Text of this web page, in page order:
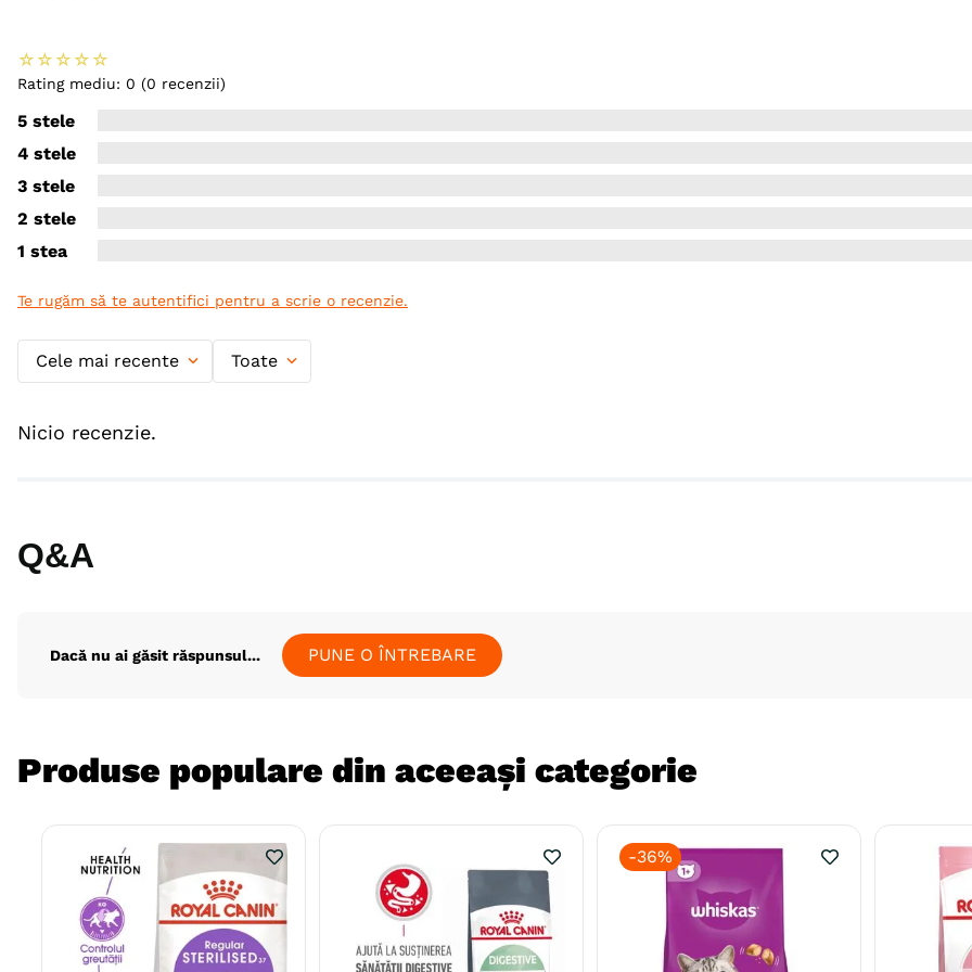
☆ ☆ ☆ ☆ ☆
Rating mediu: 0 (0 recenzii)
5 stele
4 stele
3 stele
2 stele
1 stea
Te rugăm să te autentifici pentru a scrie o recenzie.
Cele mai recente Toate
Nicio recenzie.
Q&A
Dacă nu ai găsit răspunsul... PUNE O ÎNTREBARE
Produse populare din aceeași categorie
-36%